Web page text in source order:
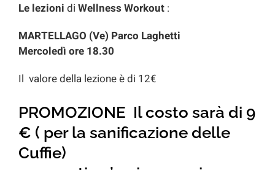
Le lezioni di Wellness Workout :
MARTELLAGO (Ve) Parco Laghetti
Mercoledì ore 18.30
Il valore della lezione è di 12€
PROMOZIONE Il costo sarà di 9
€ ( per la sanificazione delle
Cuffie)